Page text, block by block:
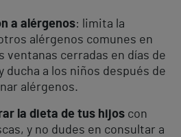
a alérgenos: limita la
alérgenos comunes en
ventanas cerradas en días de
ducha a los niños después de
alérgenos.
la dieta de tus hijos con
y no dudes en consultar a